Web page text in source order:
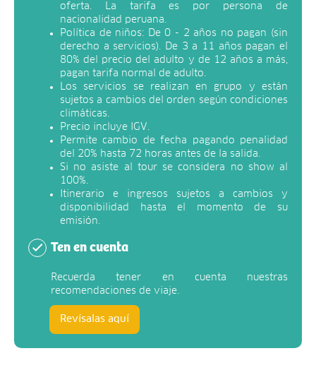
oferta. La tarifa es por persona de
nacionalidad peruana.
Política de niños: De 0 - 2 años no pagan (sin
derecho a servicios). De 3 a 11 años pagan el
80% del precio del adulto y de 12 años a más,
pagan tarifa normal de adulto.
Los servicios se realizan en grupo y están
sujetos a cambios del orden según condiciones
climáticas.
Precio incluye IGV.
Permite cambio de fecha pagando penalidad
del 20% hasta 72 horas antes de la salida.
Si no asiste al tour se considera no show al
100%.
Itinerario e ingresos sujetos a cambios y
disponibilidad hasta el momento de su
emisión.
Ten en cuenta
Recuerda tener en cuenta nuestras
recomendaciones de viaje.
Revísalas aquí